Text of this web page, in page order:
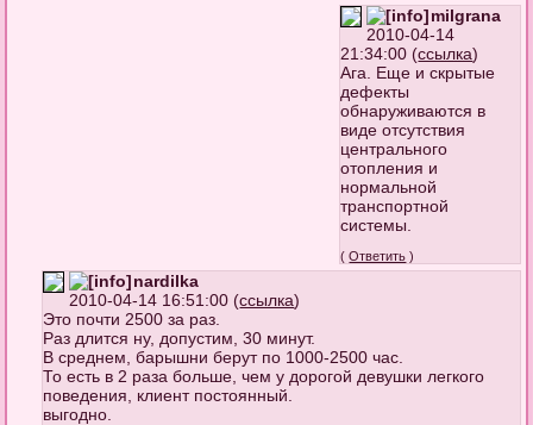
milgrana
2010-04-14
21:34:00 (ссылка)
Ага. Еще и скрытые
дефекты
обнаруживаются в
виде отсутствия
центрального
отопления и
нормальной
транспортной
системы.
(Ответить )
nardilka
2010-04-14 16:51:00 (ссылка)
Это почти 2500 за раз.
Раз длится ну, допустим, 30 минут.
В среднем, барышни берут по 1000-2500 час.
То есть в 2 раза больше, чем у дорогой девушки легкого
поведения, клиент постоянный.
выгодно.